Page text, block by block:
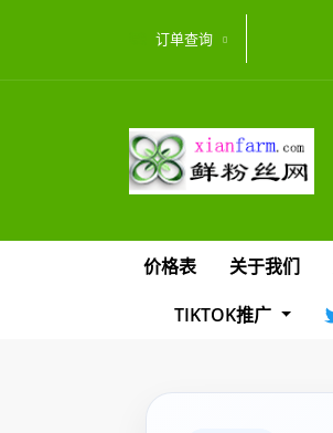
订单查询
价格表 关于我们
TIKTOK推广